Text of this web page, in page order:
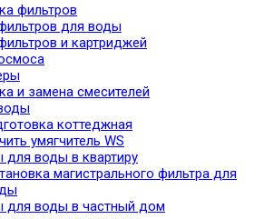
фильтров
для воды
и картриджей
и замена смесителей
коттеджная
умягчитель WS
для воды в квартиру
магистрального фильтра для
для воды в частный дом